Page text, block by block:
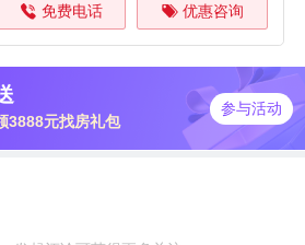
西侧约60米,约1.8容积
或持续关注我们的最新
免费电话 优惠咨询
3888元找房礼包
参与活动